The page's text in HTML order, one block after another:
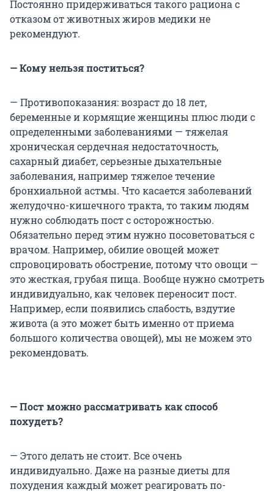
Постоянно придерживаться такого рациона с
отказом от животных жиров медики не
рекомендуют.
— Кому нельзя поститься?
— Противопоказания: возраст до 18 лет,
беременные и кормящие женщины плюс люди с
определенными заболеваниями — тяжелая
хроническая сердечная недостаточность,
сахарный диабет, серьезные дыхательные
заболевания, например тяжелое течение
бронхиальной астмы. Что касается заболеваний
желудочно-кишечного тракта, то таким людям
нужно соблюдать пост с осторожностью.
Обязательно перед этим нужно посоветоваться с
врачом. Например, обилие овощей может
спровоцировать обострение, потому что овощи —
это жесткая, грубая пища. Вообще нужно смотреть
индивидуально, как человек переносит пост.
Например, если появились слабость, вздутие
живота (а это может быть именно от приема
большого количества овощей), мы не можем это
рекомендовать.
— Пост можно рассматривать как способ
похудеть?
— Этого делать не стоит. Все очень
индивидуально. Даже на разные диеты для
похудения каждый может реагировать по-